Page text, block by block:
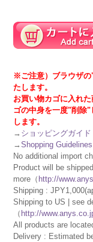
※ご注意）ブラウザ
たします。
お買い物カゴに入れ
ゴの中身を一度"削除"
します。
→ ショッピングガイド
→Shopping Guidelines
No additional import
Product will be
more（ http://
Shipping :
Shipping to US | see
（ http://
All products are
Delivery : Estimated